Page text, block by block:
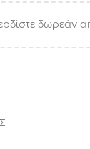
δωρεάν